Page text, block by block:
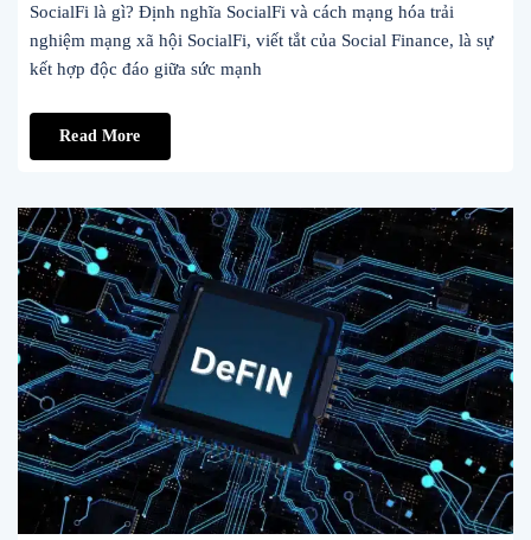
SocialFi là gì? Định nghĩa SocialFi và cách mạng hóa trải
nghiệm mạng xã hội SocialFi, viết tắt của Social Finance, là sự
kết hợp độc đáo giữa sức mạnh
Read More